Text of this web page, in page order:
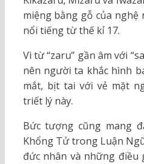
miệng bằng gỗ của
nổi tiếng từ thế kỉ 17.
Vì từ “zaru” gần âm với
nên người ta khắc hình
mắt, bịt tai với vẻ mặt
triết lý này.
Bức tượng cũng mang
Khổng Tử trong Luận
đức nhân và những điều